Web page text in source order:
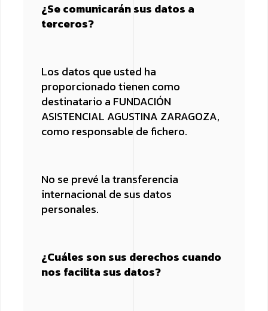
¿Se comunicarán sus datos a
terceros?
Los datos que usted ha
proporcionado tienen como
destinatario a FUNDACIÓN
ASISTENCIAL AGUSTINA ZARAGOZA,
como responsable de fichero.
No se prevé la transferencia
internacional de sus datos
personales.
¿Cuáles son sus derechos cuando
nos facilita sus datos?